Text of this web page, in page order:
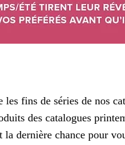
les fins de séries de nos
des catalogues
la dernière chance pour